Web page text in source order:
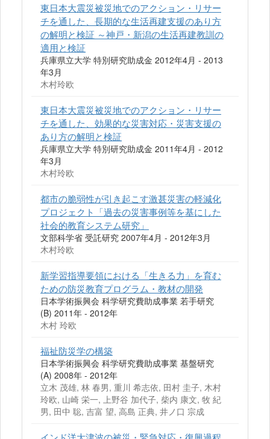
東日本大震災被災地でのアクション・リサー
チを通した、長期的な生活再建支援のあり方
の解明と検証 ～神戸・新潟の生活再建教訓の
適用と検証
兵庫県立大学 特別研究助成金 2012年4月 - 2013
年3月
木村玲欧
東日本大震災被災地でのアクション・リサー
チを通した、効果的な災害対応・災害支援の
あり方の解明と検証
兵庫県立大学 特別研究助成金 2011年4月 - 2012
年3月
木村玲欧
都市の脆弱性が引き起こす激甚災害の軽減化
プロジェクト「過去の災害事例等を基にした
社会的教育システム研究」
文部科学省 受託研究 2007年4月 - 2012年3月
木村玲欧
新学習指導要領における「生きる力」を育む
ための防災教育プログラム・教材の開発
日本学術振興会 科学研究費助成事業 若手研究
(B) 2011年 - 2012年
木村 玲欧
福祉防災学の構築
日本学術振興会 科学研究費助成事業 基盤研究
(A) 2008年 - 2012年
立木 茂雄, 林 春男, 重川 希志依, 田村 圭子, 木村
玲欧, 山崎 栄一, 上野谷 加代子, 柴内 康文, 牧 紀
男, 田中 聡, 吉富 望, 高島 正典, 井ノ口 宗成